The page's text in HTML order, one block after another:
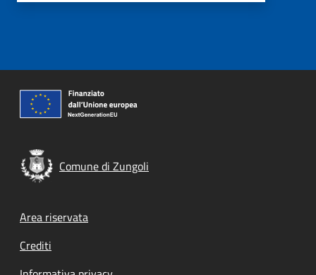
Comune di Zungoli
Footer menu
Area riservata
Crediti